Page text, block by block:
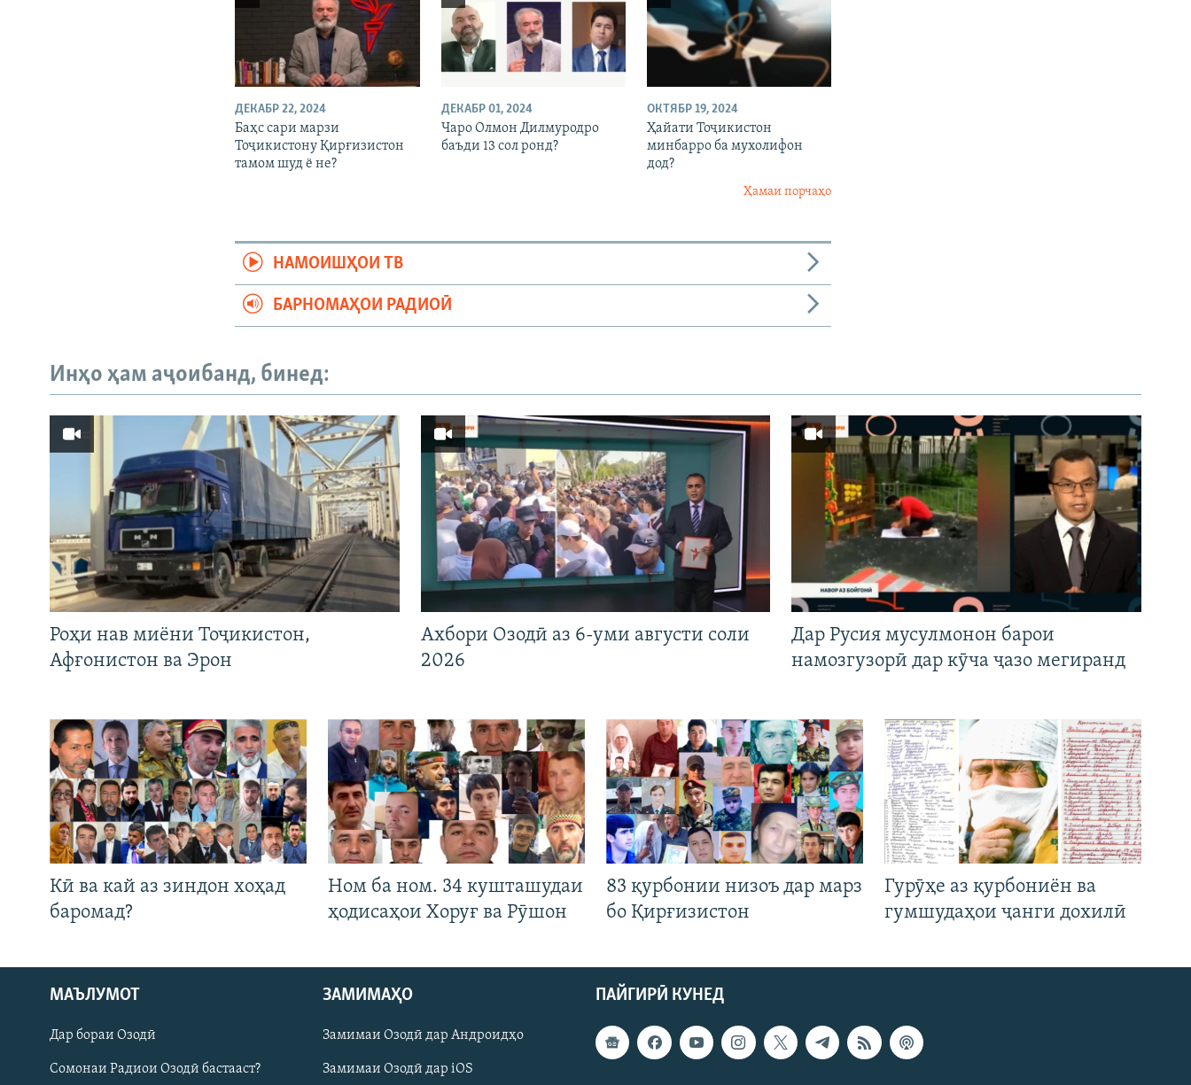
Русский
ПАЙГИРӢ КУНЕД
ДЕКАБР 22, 2024
Баҳс сари марзи
Тоҷикистону Қирғизистон
тамом шуд ё не?
ДЕКАБР 01, 2024
Чаро Олмон Дилмуродро
баъди 13 сол ронд?
ОКТЯБР 19, 2024
Ҳайати Тоҷикистон
минбарро ба мухолифон
дод?
Ҳамаи порчаҳо
НАМОИШҲОИ ТВ
БАРНОМАҲОИ РАДИОӢ
Инҳо ҳам аҷоибанд, бинед:
Роҳи нав миёни Тоҷикистон,
Афғонистон ва Эрон
Ахбори Озодӣ аз 6-уми августи соли
2026
Дар Русия мусулмонон барои
намозгузорӣ дар кӯча ҷазо мегиранд
Кӣ ва кай аз зиндон хоҳад
баромад?
Ном ба ном. 34 кушташудаи
ҳодисаҳои Хоруғ ва Рӯшон
83 қурбонии низоъ дар марз
бо Қирғизистон
Гурӯҳе аз қурбониён ва
гумшудаҳои ҷанги дохилӣ
ПАЙГИРӢ КУНЕД
МАЪЛУМОТ
Дар бораи Озодӣ
Сомонаи Радиои Озодӣ бастааст?
ЗАМИМАҲО
Замимаи Озодӣ дар Андроидҳо
Замимаи Озодӣ дар iOS